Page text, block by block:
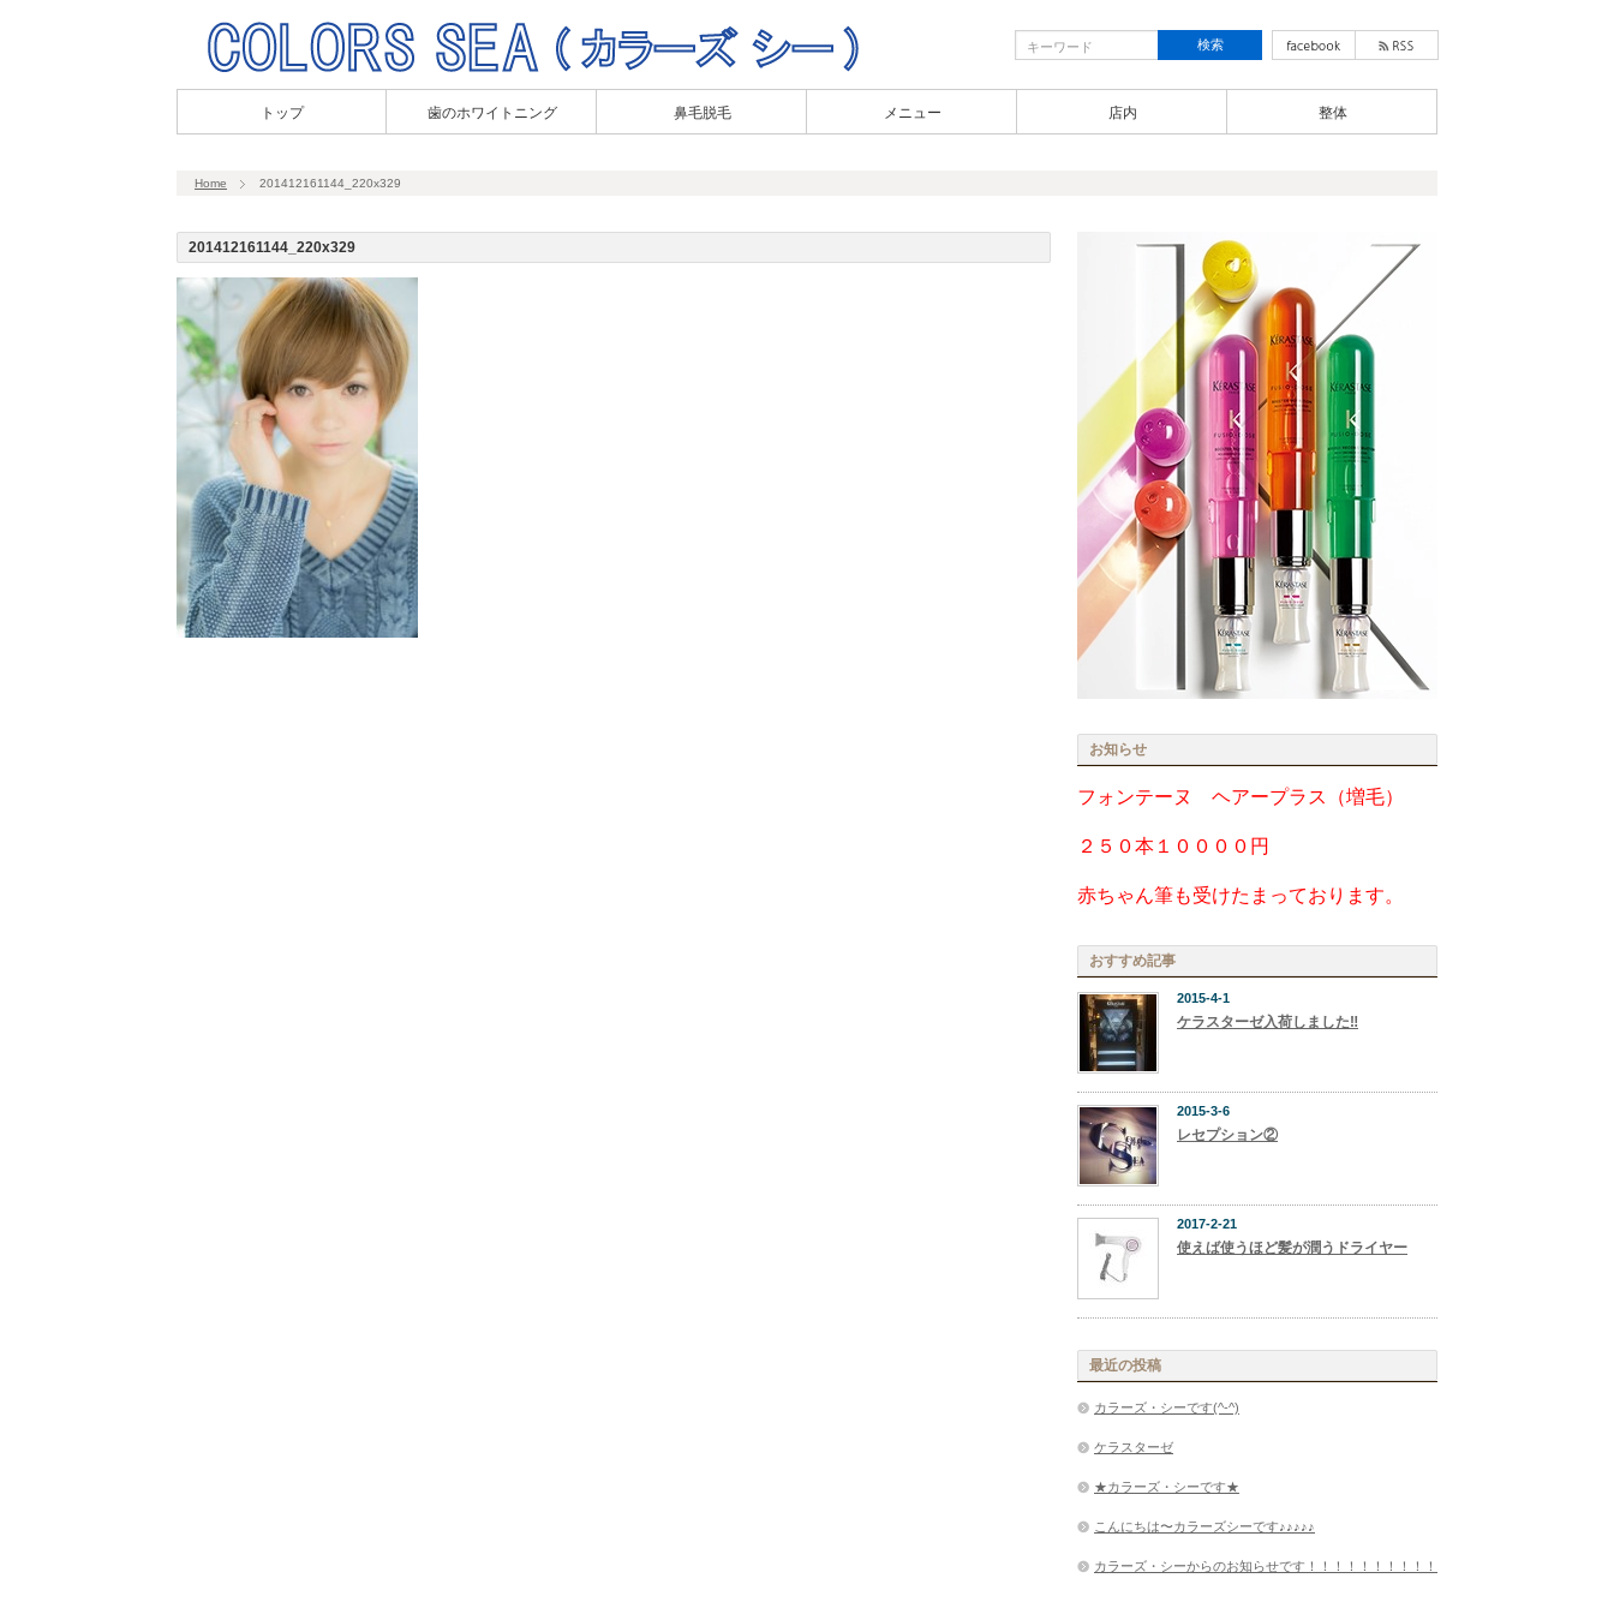
トップ 歯のホワイトニング 鼻毛脱毛 メニュー 店内 整体
Home 201412161144_220x329
201412161144_220x329
お知らせ
フォンテーヌ ヘアープラス（増毛）
２５０本１００００円
赤ちゃん筆も受けたまっております。
おすすめ記事
2015-4-1
ケラスターゼ入荷しました‼︎
2015-3-6
レセプション②
2017-2-21
使えば使うほど髪が潤うドライヤー
最近の投稿
カラーズ・シーです(^-^)
ケラスターゼ
★カラーズ・シーです★
こんにちは〜カラーズシーです♪♪♪♪♪
カラーズ・シーからのお知らせです！！！！！！！！！！